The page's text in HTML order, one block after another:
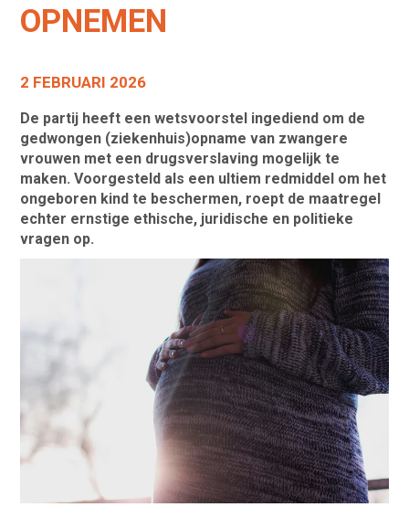
OPNEMEN
2 FEBRUARI 2026
De partij heeft een wetsvoorstel ingediend om de
gedwongen (ziekenhuis)opname van zwangere
vrouwen met een drugsverslaving mogelijk te
maken. Voorgesteld als een ultiem redmiddel om het
ongeboren kind te beschermen, roept de maatregel
echter ernstige ethische, juridische en politieke
vragen op.